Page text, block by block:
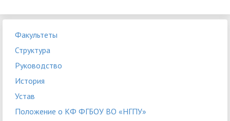
Факультеты
Структура
Руководство
История
Устав
Положение о КФ ФГБОУ ВО «НГПУ»